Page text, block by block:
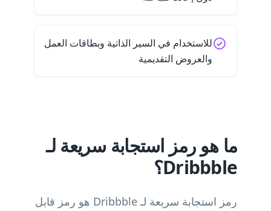
للاستخدام في السير الذاتية وبطاقات العمل
والعروض التقديمية
ما هو رمز استجابة سريعة لـ
Dribbble؟
رمز استجابة سريعة لـ Dribbble هو رمز قابل